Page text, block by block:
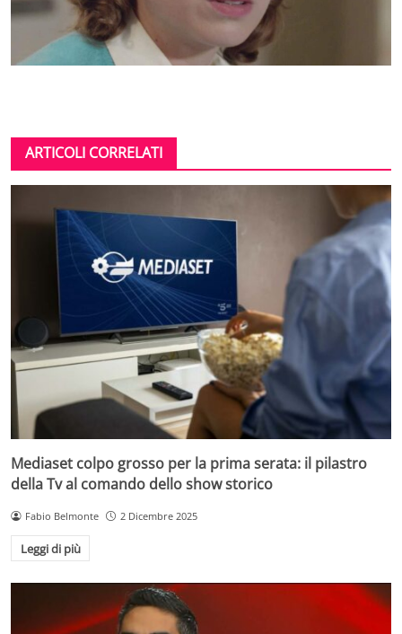
ARTICOLI CORRELATI
Mediaset colpo grosso per la prima serata: il pilastro
della Tv al comando dello show storico
Fabio Belmonte 2 Dicembre 2025
Leggi di più